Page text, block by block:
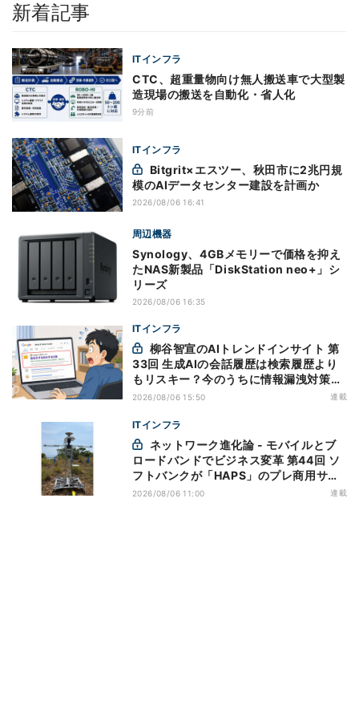
新着記事
ITインフラ
CTC、超重量物向け無人搬送車で大型製
造現場の搬送を自動化・省人化
9分前
ITインフラ
模のAIデータセンター建設を計画か
2026/08/06 16:41
周辺機器
Synology、4GBメモリーで価格を抑え
たNAS新製品「DiskStation neo+」シ
リーズ
2026/08/06 16:35
ITインフラ
33回 生成AIの会話履歴は検索履歴より
もリスキー？今のうちに情報漏洩対策を
万全にしておこう
2026/08/06 15:50 連載
ITインフラ
ロードバンドでビジネス変革 第44回 ソ
フトバンクが「HAPS」のプレ商用サー
ビス開始を表明、本格的な商用展開のめ
2026/08/06 11:00 連載